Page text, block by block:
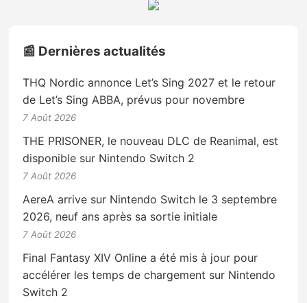
📰 Dernières actualités
THQ Nordic annonce Let’s Sing 2027 et le retour
de Let’s Sing ABBA, prévus pour novembre
7 Août 2026
THE PRISONER, le nouveau DLC de Reanimal, est
disponible sur Nintendo Switch 2
7 Août 2026
AereA arrive sur Nintendo Switch le 3 septembre
2026, neuf ans après sa sortie initiale
7 Août 2026
Final Fantasy XIV Online a été mis à jour pour
accélérer les temps de chargement sur Nintendo
Switch 2